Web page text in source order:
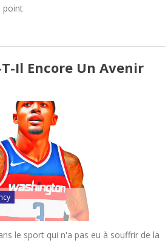
point
Il Encore Un Avenir
le sport qui n'a pas eu à souffrir de la